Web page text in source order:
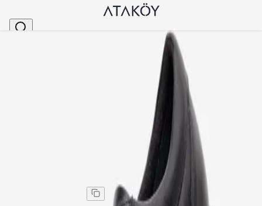
Kadın Hakiki Deri Günlük Farmuarlı Dolgu